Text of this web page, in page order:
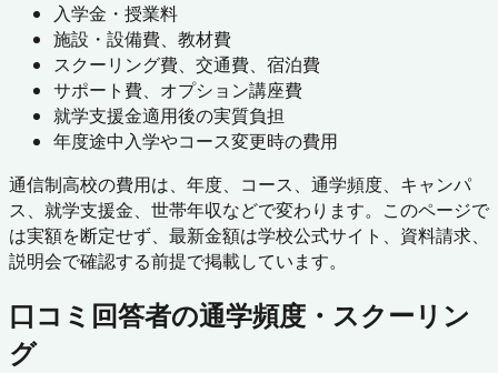
入学金・授業料
施設・設備費、教材費
スクーリング費、交通費、宿泊費
サポート費、オプション講座費
就学支援金適用後の実質負担
年度途中入学やコース変更時の費用
通信制高校の費用は、年度、コース、通学頻度、キャンパ
ス、就学支援金、世帯年収などで変わります。このページで
は実額を断定せず、最新金額は学校公式サイト、資料請求、
説明会で確認する前提で掲載しています。
口コミ回答者の通学頻度・スクーリン
グ